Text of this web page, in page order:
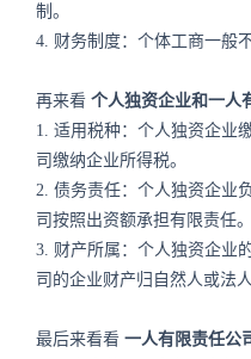
制。
4. 财务制度：个体工商一般
再来看 个人独资企业和一人
1. 适用税种：个人独资企业
司缴纳企业所得税。
2. 债务责任：个人独资企业
司按照出资额承担有限责任。
3. 财产所属：个人独资企业
司的企业财产归自然人或法人
最后来看看 一人有限责任公